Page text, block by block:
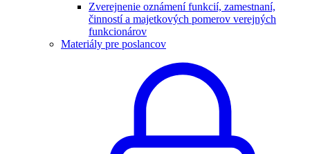
Zverejnenie oznámení funkcií, zamestnaní,
činností a majetkových pomerov verejných
funkcionárov
Materiály pre poslancov